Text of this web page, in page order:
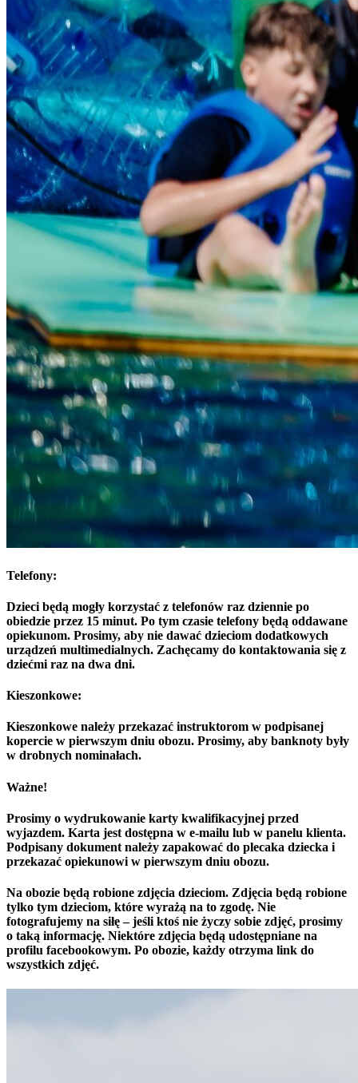
Telefony:
Dzieci będą mogły korzystać z telefonów raz dziennie po
obiedzie przez 15 minut. Po tym czasie telefony będą oddawane
opiekunom. Prosimy, aby nie dawać dzieciom dodatkowych
urządzeń multimedialnych. Zachęcamy do kontaktowania się z
dziećmi raz na dwa dni.
Kieszonkowe:
Kieszonkowe należy przekazać instruktorom w podpisanej
kopercie w pierwszym dniu obozu. Prosimy, aby banknoty były
w drobnych nominałach.
Ważne!
Prosimy o wydrukowanie karty kwalifikacyjnej przed
wyjazdem. Karta jest dostępna w e-mailu lub w panelu klienta.
Podpisany dokument należy zapakować do plecaka dziecka i
przekazać opiekunowi w pierwszym dniu obozu.
Na obozie będą robione zdjęcia dzieciom. Zdjęcia będą robione
tylko tym dzieciom, które wyrażą na to zgodę. Nie
fotografujemy na siłę – jeśli ktoś nie życzy sobie zdjęć, prosimy
o taką informację. Niektóre zdjęcia będą udostępniane na
profilu facebookowym. Po obozie, każdy otrzyma link do
wszystkich zdjęć.